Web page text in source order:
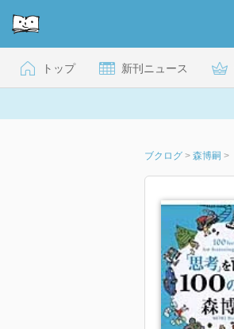
トップ 新刊ニュース
ブクログ > 森博嗣 >